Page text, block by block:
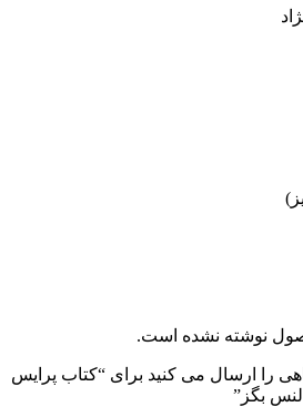
نوشته نشده است.
را ارسال می کنید برای “کتاب پرایس
لنس بگز”